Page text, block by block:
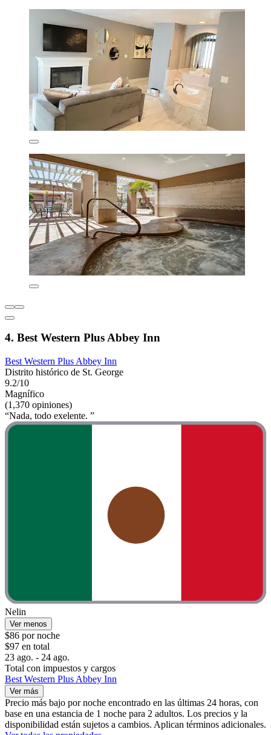
4. Best Western Plus Abbey Inn
Best Western Plus Abbey Inn
Distrito histórico de St. George
9.2/10
Magnífico
(1,370 opiniones)
“Nada, todo exelente. ”
Nelin
Ver menos
$86 por noche
$97 en total
23 ago. - 24 ago.
Total con impuestos y cargos
Best Western Plus Abbey Inn
Ver más
Precio más bajo por noche encontrado en las últimas 24 horas, con
base en una estancia de 1 noche para 2 adultos. Los precios y la
disponibilidad están sujetos a cambios. Aplican términos adicionales.